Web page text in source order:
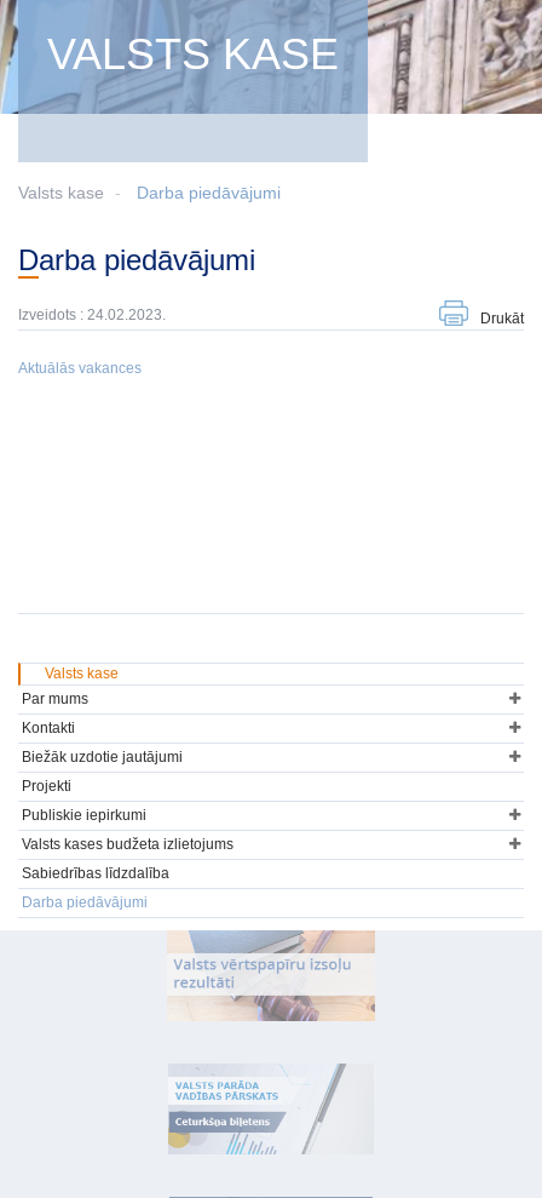
VALSTS KASE
Valsts kase Darba piedāvājumi
Darba piedāvājumi
Izveidots : 24.02.2023. Drukāt
Aktuālās vakances
Valsts kase
Par mums
Kontakti
Biežāk uzdotie jautājumi
Projekti
Publiskie iepirkumi
Valsts kases budžeta izlietojums
Sabiedrības līdzdalība
Darba piedāvājumi